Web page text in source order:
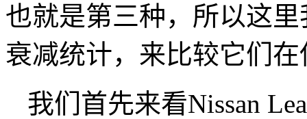
也就是第三种，所以这
衰减统计，来比较它们
我们首先来看Nissan